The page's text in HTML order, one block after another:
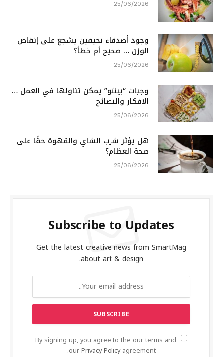
25/06/2026
وجود أصدقاء نحيفين يشجع على إنقاص
الوزن … صحيح أم خطأ؟
25/06/2026
وجبات “بينتو” يمكن تناولها في العمل …
الافكار والنصائح
25/06/2026
هل يؤثر شرب الشاي والقهوة حقًا على
صحة العظام؟
25/06/2026
Subscribe to Updates
Get the latest creative news from SmartMag
about art & design.
By signing up, you agree to the our terms and
ourPrivacy Policyagreement.